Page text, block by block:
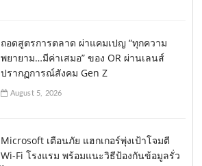
ถอดสูตรการตลาด ผ่าแคมเปญ “ทุกความ
พยายาม…มีค่าเสมอ” ของ OR ผ่านเลนส์
ปรากฏการณ์สังคม Gen Z
August 5, 2026
Microsoft เตือนภัย แฮกเกอร์พุ่งเป้าโจมตี
Wi-Fi โรงแรม พร้อมแนะวิธีป้องกันข้อมูลรั่ว